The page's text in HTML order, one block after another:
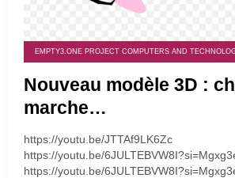
EMPTY3.ONE PROJECT COMPUTERS AND
Nouveau modèle 3D :
marche…
https://youtu.be/JTTAf9LK6Zc
https://youtu.be/
https://youtu.be/